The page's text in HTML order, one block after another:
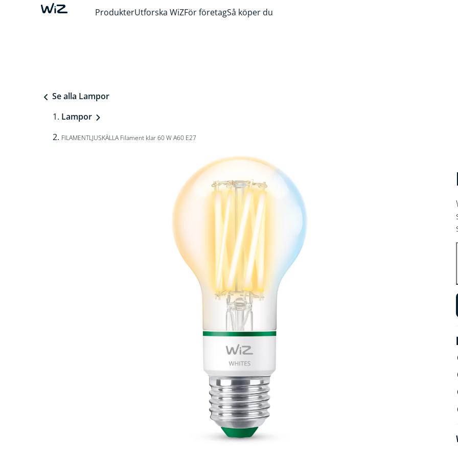
ProdukterUtforska WiZFör företagSå köper du
Se alla Lampor
Lampor
FILAMENTLJUSKÄLLA Filament klar 60 W A60 E27